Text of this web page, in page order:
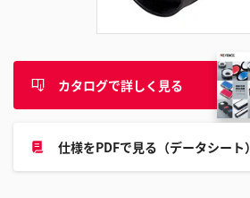
カタログで詳しく見る
仕様をPDFで見る（データシート）